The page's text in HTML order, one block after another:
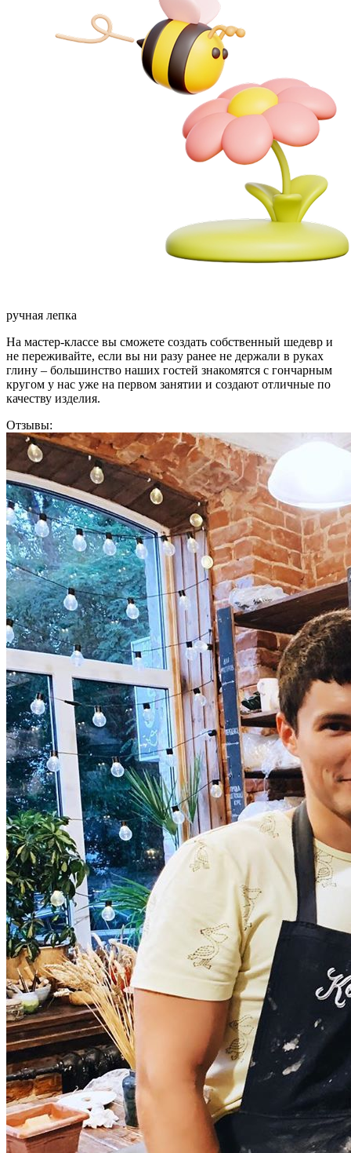
ручная лепка
На мастер-классе вы сможете создать собственный шедевр и
не переживайте, если вы ни разу ранее не держали в руках
глину – большинство наших гостей знакомятся с гончарным
кругом у нас уже на первом занятии и создают отличные по
качеству изделия.
Отзывы: